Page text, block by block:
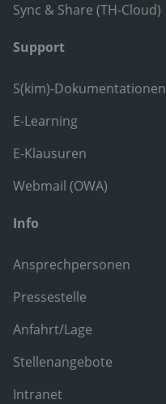
Sync & Share (TH-Cloud)
Support
S(kim)-Dokumentationen
E-Learning
E-Klausuren
Webmail (OWA)
Info
Ansprechpersonen
Pressestelle
Anfahrt/Lage
Stellenangebote
Intranet